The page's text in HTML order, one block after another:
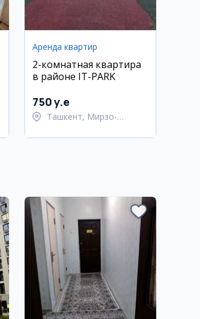
Аренда квартир
2-комнатная квартира
в районе IT-PARK
750 y.e
Ташкент, Мирзо-